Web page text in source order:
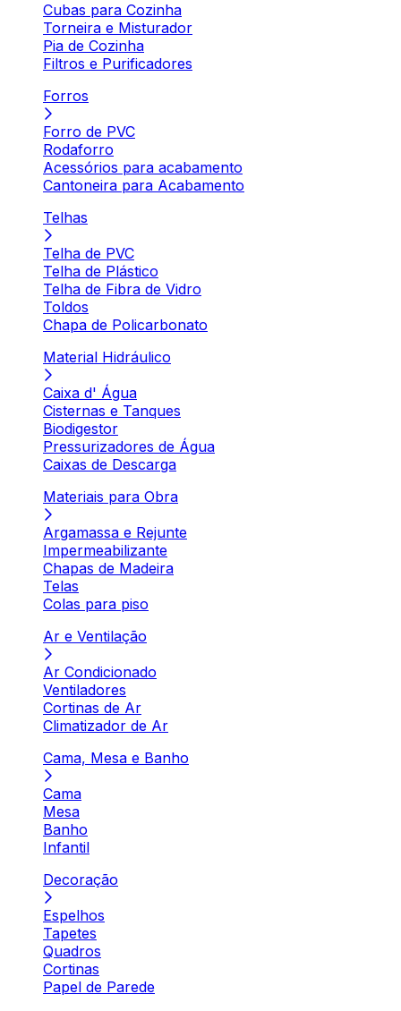
Cubas para Cozinha
Torneira e Misturador
Pia de Cozinha
Filtros e Purificadores
Forros
Forro de PVC
Rodaforro
Acessórios para acabamento
Cantoneira para Acabamento
Telhas
Telha de PVC
Telha de Plástico
Telha de Fibra de Vidro
Toldos
Chapa de Policarbonato
Material Hidráulico
Caixa d' Água
Cisternas e Tanques
Biodigestor
Pressurizadores de Água
Caixas de Descarga
Materiais para Obra
Argamassa e Rejunte
Impermeabilizante
Chapas de Madeira
Telas
Colas para piso
Ar e Ventilação
Ar Condicionado
Ventiladores
Cortinas de Ar
Climatizador de Ar
Cama, Mesa e Banho
Cama
Mesa
Banho
Infantil
Decoração
Espelhos
Tapetes
Quadros
Cortinas
Papel de Parede